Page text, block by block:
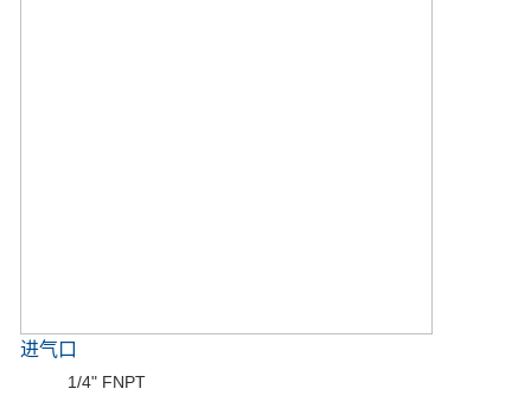
进气口
1/4" FNPT